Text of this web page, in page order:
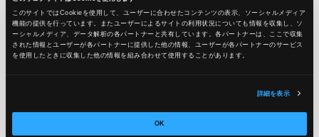
このサイトではCookieを使用して、ユーザーに合わせたコンテンツの表示、ソーシャルメディア
機能の提供を行っています。またユーザーによるサイトの利用状況についても情報を収集し、ソ
ーシャルメディア、データ解析の各パートナーと共有しています。各パートナーは、ここで収集
された情報とユーザーが各パートナーに提供した他の情報、ユーザーが各パートナーのサービス
を使用したときに収集した他の情報を組み合わせて使用​​することがあります。
詳細を表示
OK
2025年9月18日現在、攻撃に使われた悪意のあるパッケー
ジバージョンは既にリポジトリから削除されている。